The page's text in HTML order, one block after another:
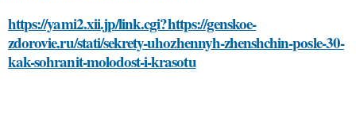
https://yami2.xii.jp/link.cgi?https://genskoe-
zdorovie.ru/stati/sekrety-uhozhennyh-zhenshchin-posle-30-
kak-sohranit-molodost-i-krasotu